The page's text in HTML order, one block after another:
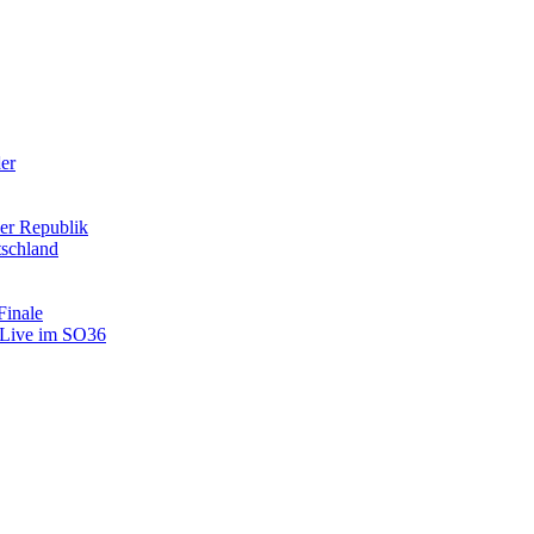
Republik
im SO36